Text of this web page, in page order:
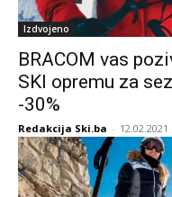
Izdvojeno
BRACOM vas
SKI opremu za
-30%
Redakcija Ski.ba - 12.02.2021